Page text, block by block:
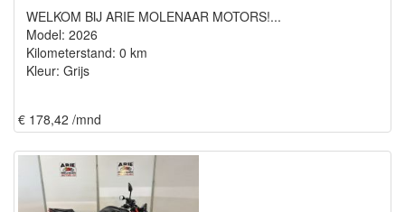
WELKOM BIJ ARIE MOLENAAR MOTORS!...
Model: 2026
Kilometerstand: 0 km
Kleur: Grijs
€ 178,42 /mnd